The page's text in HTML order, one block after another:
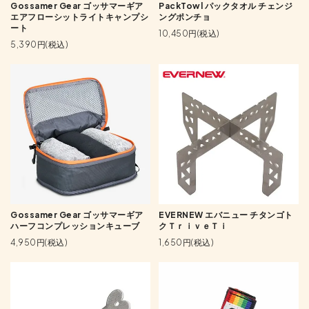
Gossamer Gear ゴッサマーギア
エアフローシットライトキャンプシ
ート
5,390円(税込)
PackTowl パックタオル チェンジ
ングポンチョ
10,450円(税込)
Gossamer Gear ゴッサマーギア
ハーフコンプレッションキューブ
4,950円(税込)
EVERNEW エバニュー チタンゴト
クＴｒｉｖｅＴｉ
1,650円(税込)